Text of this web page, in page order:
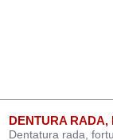
DENTURA RADA,
Dentatura rada,